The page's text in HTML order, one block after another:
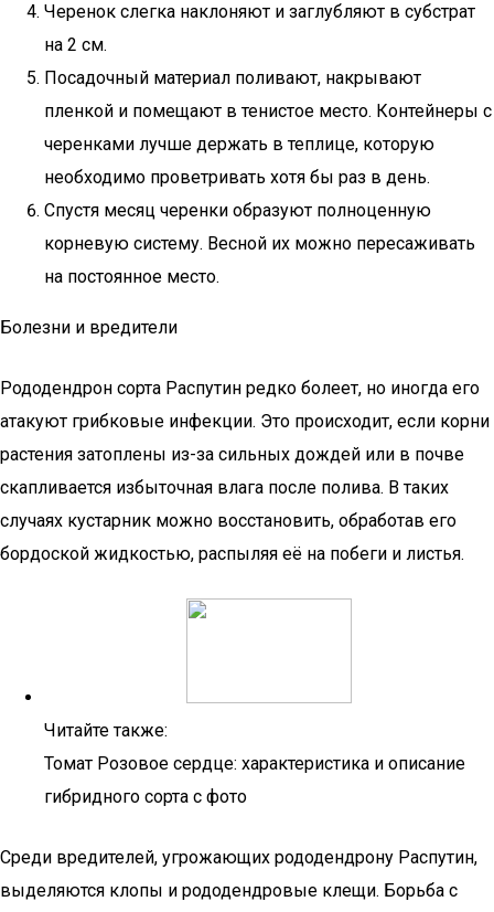
Черенок слегка наклоняют и заглубляют в субстрат
на 2 см.
Посадочный материал поливают, накрывают
пленкой и помещают в тенистое место. Контейнеры с
черенками лучше держать в теплице, которую
необходимо проветривать хотя бы раз в день.
Спустя месяц черенки образуют полноценную
корневую систему. Весной их можно пересаживать
на постоянное место.
Болезни и вредители
Рододендрон сорта Распутин редко болеет, но иногда его
атакуют грибковые инфекции. Это происходит, если корни
растения затоплены из-за сильных дождей или в почве
скапливается избыточная влага после полива. В таких
случаях кустарник можно восстановить, обработав его
бордоской жидкостью, распыляя её на побеги и листья.
Читайте также:
Томат Розовое сердце: характеристика и описание
гибридного сорта с фото
Среди вредителей, угрожающих рододендрону Распутин,
выделяются клопы и рододендровые клещи. Борьба с